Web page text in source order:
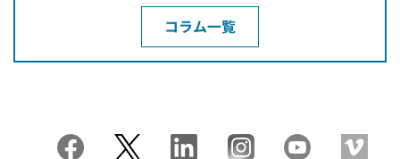
コラム一覧